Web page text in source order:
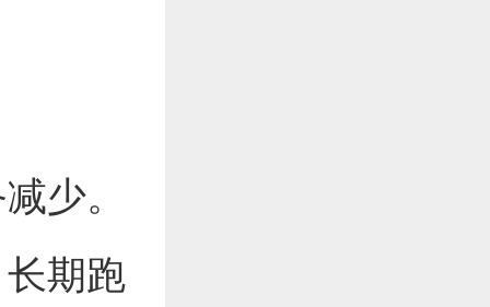
少。
期跑